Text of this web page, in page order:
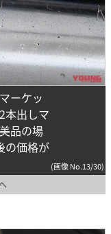
ーケッ
本出しマ
品の場
の価格が
(画像 No.13/30)